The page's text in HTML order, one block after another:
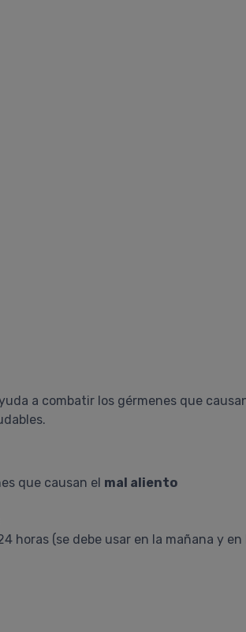
a combatir los gérmenes que
que causan el mal aliento
horas (se debe usar en la mañana y en